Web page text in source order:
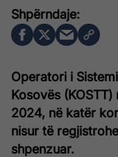
Operatori i
Kosovës
2024, në katër
nisur të
shpenzuar.